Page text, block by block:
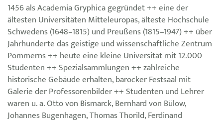
1456 als Academia Gryphica gegründet ++ eine der
ältesten Universitäten Mitteleuropas, älteste Hochschule
Schwedens (1648–1815) und Preußens (1815–1947) ++ über
Jahrhunderte das geistige und wissenschaftliche Zentrum
Pommerns ++ heute eine kleine Universität mit 12.000
Studenten ++ Spezialsammlungen ++ zahlreiche
historische Gebäude erhalten, barocker Festsaal mit
Galerie der Professorenbilder ++ Studenten und Lehrer
waren u. a. Otto von Bismarck, Bernhard von Bülow,
Johannes Bugenhagen, Thomas Thorild, Ferdinand